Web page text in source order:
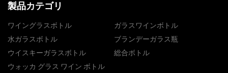
製品カテゴリ
ワイングラスボトル
ガラスワインボトル
水ガラスボトル
ブランデーガラス瓶
ウイスキーガラスボトル
総合ボトル
ウォッカ グラス ワイン ボトル